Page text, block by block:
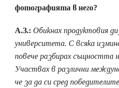
фотографията в него?
А.З.: Обикнах продуктовия
университета. С всяка
повече разбирах същността
Участвах в различни
че за да си сред